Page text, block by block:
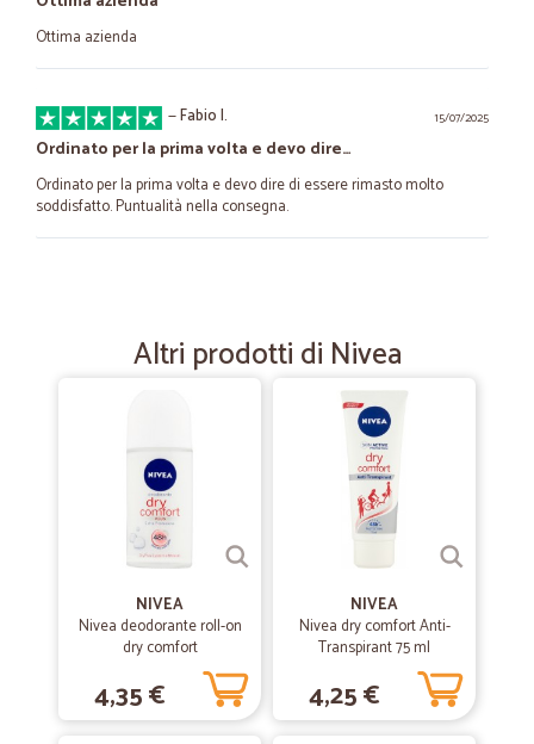
Ottima azienda
15/07/2025
—Fabio I.
Ordinato per la prima volta e devo dire…
Ordinato per la prima volta e devo dire di essere rimasto molto
soddisfatto. Puntualità nella consegna.
Prodotti arrivati velocemente e perfetti
Merce imballata con cura non si è rotto…
Merce imballata con cura non si è rotto nulla delle bottiglie di olio ed
aceto ordinate. Chi ha preparato la spedizione è stato attento e molto
15/08/2021
—Gianpiero S.
Sciroppi per granite
Ottimo prodotto prezzo contenuto e molto veloci nella consegna.
Altri prodotti di Nivea
NIVEA
Nivea deodorante roll-on
dry comfort
4,35 €
NIVEA
Nivea dry comfort Anti-
Transpirant 75 ml
4,25 €